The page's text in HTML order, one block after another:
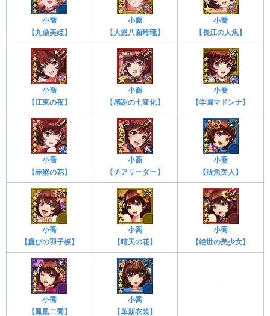
小喬
【九鼎美姫】
小喬
【大恩八面玲瓏】
小喬
【長江の人魚】
小喬
【江東の夜】
小喬
【感謝の七変化】
小喬
【学園マドンナ】
小喬
【赤壁の花】
小喬
【チアリーダー】
小喬
【沈魚美人】
小喬
【慶びの羽子板】
小喬
【晴天の花】
小喬
【絶世の美少女】
小喬
【鳳凰二喬】
小喬
【革新衣装】
-